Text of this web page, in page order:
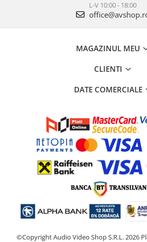
L-V 10:00 - 18:00
MAGAZINUL MEU
CLIENTI
DATE COMERCIALE
©Copyright Audio Video Shop S.R.L. 2026